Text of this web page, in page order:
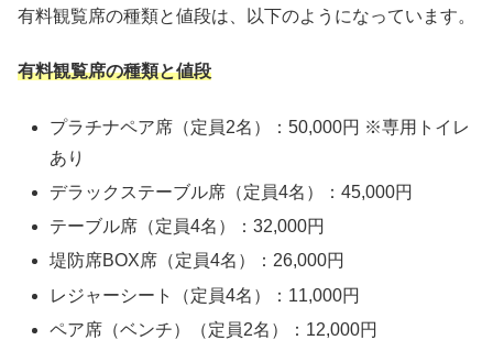
有料観覧席の種類と値段は、以下のようになっています。
有料観覧席の種類と値段
プラチナペア席（定員2名）：50,000円 ※専用トイレ
あり
デラックステーブル席（定員4名）：45,000円
テーブル席（定員4名）：32,000円
堤防席BOX席（定員4名）：26,000円
レジャーシート（定員4名）：11,000円
ペア席（ベンチ）（定員2名）：12,000円